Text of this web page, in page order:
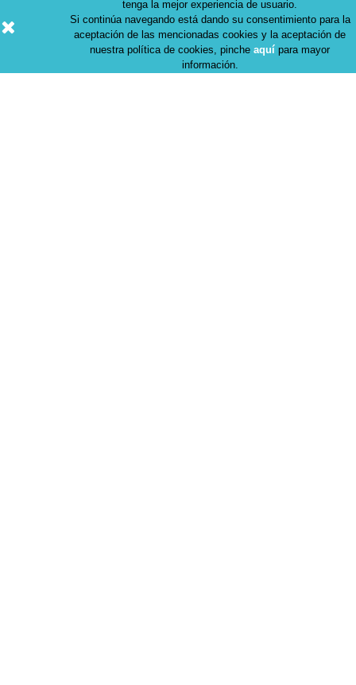
Puedes darte de baja en cualquier momento. Para ello,
consulta nuestra información de contacto en el aviso legal
tenga la mejor experiencia de usuario.
Si continúa navegando está dando su consentimiento para la
aceptación de las mencionadas cookies y la aceptación de
nuestra política de cookies, pinche aquí para mayor
información.